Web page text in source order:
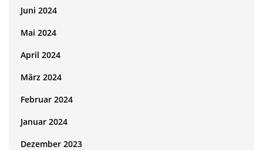
Juni 2024
Mai 2024
April 2024
März 2024
Februar 2024
Januar 2024
Dezember 2023